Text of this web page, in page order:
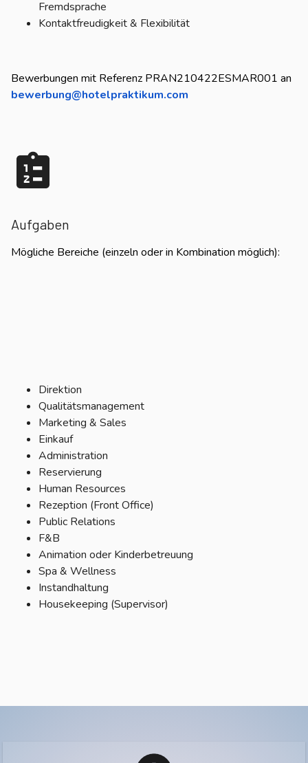
Fremdsprache
Kontaktfreudigkeit & Flexibilität
Bewerbungen mit Referenz PRAN210422ESMAR001 an
bewerbung@hotelpraktikum.com
Aufgaben
Mögliche Bereiche (einzeln oder in Kombination möglich):
Direktion
Qualitätsmanagement
Marketing & Sales
Einkauf
Administration
Reservierung
Human Resources
Rezeption (Front Office)
Public Relations
F&B
Animation oder Kinderbetreuung
Spa & Wellness
Instandhaltung
Housekeeping (Supervisor)